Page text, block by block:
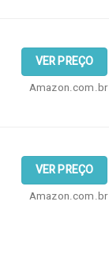
VER PREÇO
Amazon.com.br
VER PREÇO
Amazon.com.br